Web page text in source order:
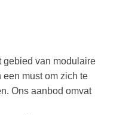
gebied van modulaire
must om zich te
Ons aanbod omvat